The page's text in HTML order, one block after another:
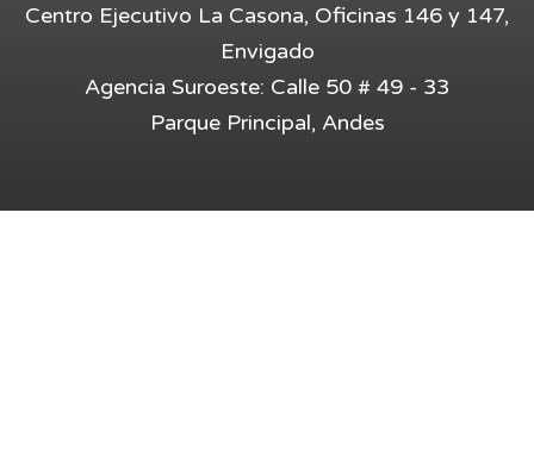
Centro Ejecutivo La Casona, Oficinas 146 y 147,
Envigado
Agencia Suroeste: Calle 50 # 49 - 33
Parque Principal, Andes